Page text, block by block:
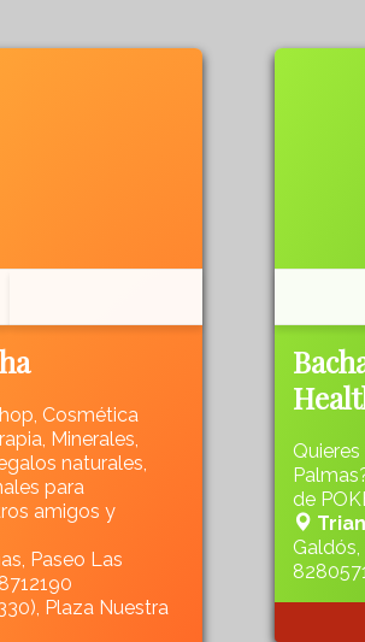
Cosmética
Minerales,
naturales,
para
amigos y
Paseo Las
Plaza Nuestra
de
Galdós,